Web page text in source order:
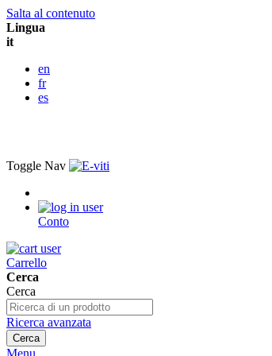
Salta al contenuto
Lingua
it
en
fr
es
Toggle Nav
Conto
Carrello
Cerca
Cerca
Ricerca avanzata
Cerca
Menu